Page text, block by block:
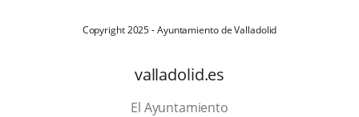
Copyright 2025 - Ayuntamiento de Valladolid
valladolid.es
El Ayuntamiento